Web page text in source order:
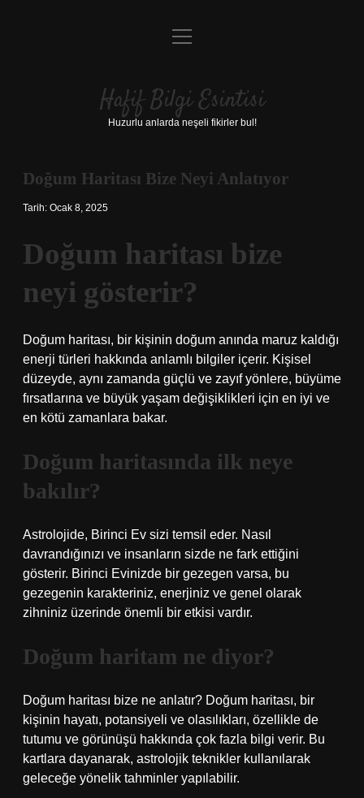
Anasayfa
Yasal Uyarı
menüyü
Hafif Bilgi Esintisi
Huzurlu anlarda neşeli fikirler bul!
Doğum Haritası Bize Neyi Anlatıyor
Tarih: Ocak 8, 2025
Doğum haritası bize
neyi gösterir?
Doğum haritası, bir kişinin doğum anında maruz kaldığı
enerji türleri hakkında anlamlı bilgiler içerir. Kişisel
düzeyde, aynı zamanda güçlü ve zayıf yönlere, büyüme
fırsatlarına ve büyük yaşam değişiklikleri için en iyi ve
en kötü zamanlara bakar.
Doğum haritasında ilk neye
bakılır?
Astrolojide, Birinci Ev sizi temsil eder. Nasıl
davrandığınızı ve insanların sizde ne fark ettiğini
gösterir. Birinci Evinizde bir gezegen varsa, bu
gezegenin karakteriniz, enerjiniz ve genel olarak
zihniniz üzerinde önemli bir etkisi vardır.
Doğum haritam ne diyor?
Doğum haritası bize ne anlatır? Doğum haritası, bir
kişinin hayatı, potansiyeli ve olasılıkları, özellikle de
tutumu ve görünüşü hakkında çok fazla bilgi verir. Bu
kartlara dayanarak, astrolojik teknikler kullanılarak
geleceğe yönelik tahminler yapılabilir.